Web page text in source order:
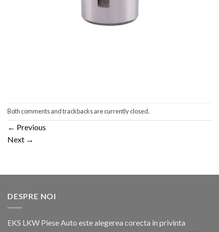
Both comments and trackbacks are currently closed.
← Previous
Next →
DESPRE NOI
EKS LKW Piese Auto este alegerea corecta in privinta